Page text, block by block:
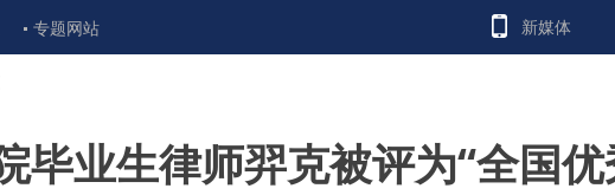
专题网站 新媒体
毕业生律师羿克被评为“全国优